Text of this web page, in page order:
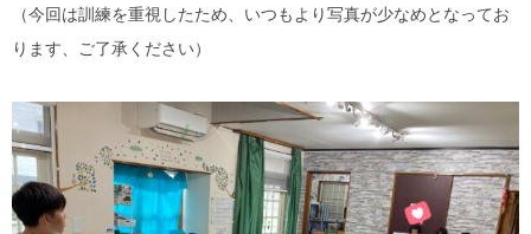
（今回は訓練を重視したため、いつもより写真が少なめとなってお
ります、ご了承ください）